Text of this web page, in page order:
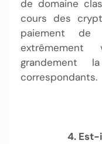
de domaine
cours des
paiement de
grandement
correspondants.
4.